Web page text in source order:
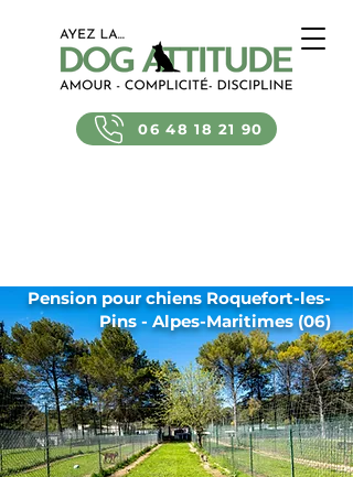
06 48 18 21 90
Pension pour chiens Roquefort-les-
Pins - Alpes-Maritimes (06)